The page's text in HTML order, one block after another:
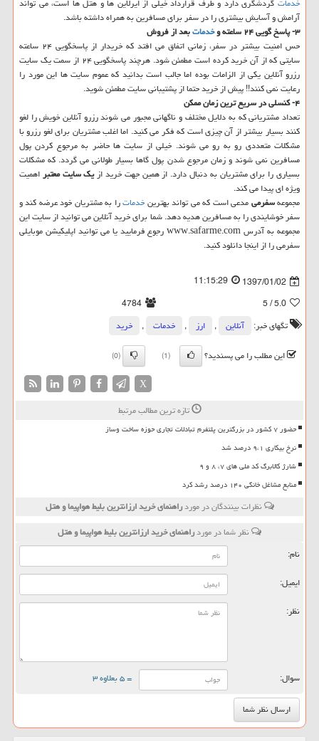
آرامش و آسایش بیشتری را در سفر برای مسافرین به همراه داشته باشد.
۳- پاسخ گویی ۲۴ ساعته و
خدماتبعد از فروش
حس امنیت بیشتر در سفر، زمانی اتفاق می افتد كه خریدار از پاسخگویی ۲۴ ساعته
سایتی كه از آن خرید كرده است مطمئن شود. هرچند پاسخگویی ۲۴ از سمت یك سایت
رزرو آنلاین یكی از الزامات بوده اما جالب است بدانید كه عموم سایت ها این مورد را
رعایت نمی كنند!! پیش از خرید حتما از پشتیبانی سایت مطمئن شوید.
۴- كنسلی در سریع ترین زمان ممكن
تعداد مشتریانی كه به دلایل مختلف و ناگهانی مجبور می شوند رزرو آنلاین خویش را لغو
كنند بسیار بیشتر از آن چیزی است كه فكر می كنید. اما اغلب مشتریان برای لغو رزرو با
مشكلات متعددی رو به رو می شوند. خیلی از سایت ها حاضر به مرجوع كردن پول
مسافرین نمی شوند و زمان مرجوع شدن پول گاها بسیار طولانی می گردد. كه مشكلات
بسیاری را برای مشتریان به دنبال دارد. از همین جهت خرید ازیك سایت معتبراهمیت
ویژه ای پیدا می كند.
مجموعهسفرمیمدعی است كه می تواند بهترینخدماترا به مشتریان خود عرضه كند و
سفر خوشایندی را به مسافرین هدیه دهد. شما برای خرید آنلاین می توانید از سایت این
مجموعه به آدرس www.safarme.com رجوع فرمایید یا می توانید اپلیكیشن موبایلی
سفرمی را از اینجا دانلود كنید.
1397/01/02
11:15:29
5.0
/ 5
4784
تگهای خبر:
آنلاین , ارز , خدمات ,
خرید
این مطلب را می پسندید؟
(1)
(0)
X
تازه ترین مطالب مرتبط
حضور ۷ کشور در بزرگترین پلتفرم تبادلات تجاری حوزه ساخت وساز
نرخ بیکاری ۹،۱ درصد شد
شارژ کالابرگ کد ملی های ۷، ۸ و ۹
منابع مشاغل خانگی ۱۴۰ درصد رشد کرد
نظرات بینندگان در موردراهنمای خرید ارزانترین بلیط هواپیما و هتل
نظر شما در موردراهنمای خرید ارزانترین بلیط هواپیما و هتل
نام:
ایمیل:
نظر:
سوال: = ۵ بعلاوه ۳